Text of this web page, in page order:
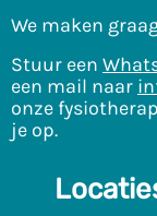
We maken
Stuur een
een mail naar
onze
je op.